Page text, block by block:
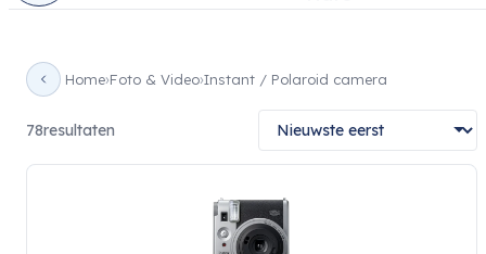
Home Foto & Video Instant / Polaroid camera
78resultaten